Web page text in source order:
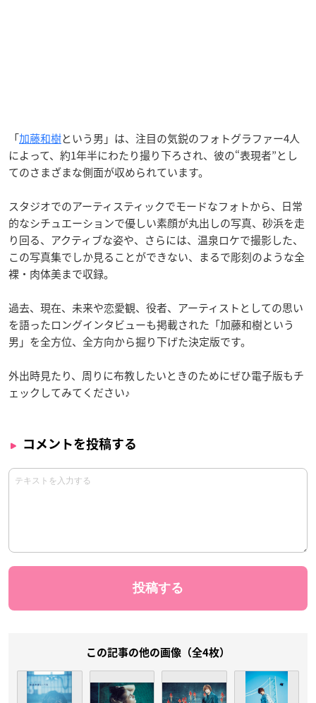
「加藤和樹という男」は、注目の気鋭のフォトグラファー4人
によって、約1年半にわたり撮り下ろされ、彼の“表現者”とし
てのさまざまな側面が収められています。
スタジオでのアーティスティックでモードなフォトから、日常
的なシチュエーションで優しい素顔が丸出しの写真、砂浜を走
り回る、アクティブな姿や、さらには、温泉ロケで撮影した、
この写真集でしか見ることができない、まるで彫刻のような全
裸・肉体美まで収録。
過去、現在、未来や恋愛観、役者、アーティストとしての思い
を語ったロングインタビューも掲載された「加藤和樹という
男」を全方位、全方向から掘り下げた決定版です。
外出時見たり、周りに布教したいときのためにぜひ電子版もチ
ェックしてみてください♪
コメントを投稿する
この記事の他の画像（全4枚）